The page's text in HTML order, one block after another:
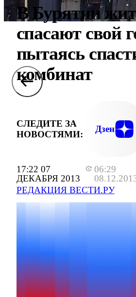
17:22 07
ДЕКАБРЯ 2013
06:29
РЕДАКЦИЯ ВЕСТИ.РУ
В Бурятии
спасают свой
пытаясь
комбинат
СЛЕДИТЕ ЗА
НОВОСТЯМИ:
Дзен